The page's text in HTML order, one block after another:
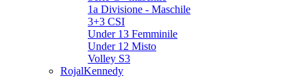
1a Divisione - Maschile
3+3 CSI
Under 13 Femminile
Under 12 Misto
Volley S3
RojalKennedy